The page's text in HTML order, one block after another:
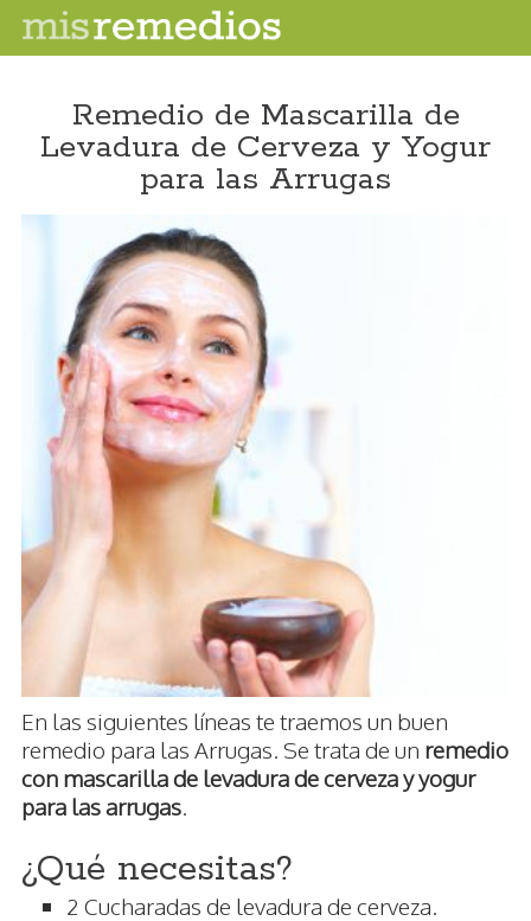
Remedio de Mascarilla de
Levadura de Cerveza y Yogur
para las Arrugas
En las siguientes líneas te traemos un buen
remedio para las Arrugas. Se trata de un remedio
con mascarilla de levadura de cerveza y yogur
para las arrugas
¿Qué necesitas?
2 Cucharadas de levadura de cerveza.